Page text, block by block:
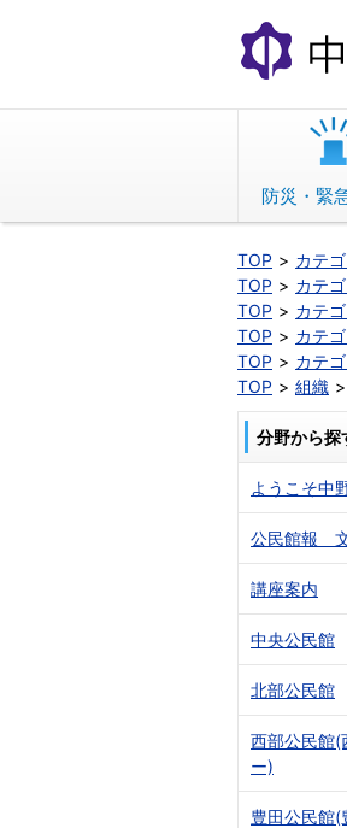
文
へ
動
防災・緊
TOP カテゴ
TOP
カテゴ
TOP
カテゴ
TOP
カテゴ
TOP
カテゴ
TOP
組織
分野から探
ようこそ中
公民館報
講座案内
中央公民館
北部公民館
西部公民館(
ー)
豊田公民館(